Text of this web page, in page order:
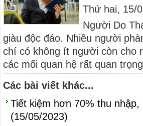
Thứ hai, 15/
Người Do
giàu độc đáo. Nhiều người
chí có không ít người còn cho
các mối quan hệ rất quan
Các bài viết khác...
Tiết kiệm hơn 70% thu
(15/05/2023)